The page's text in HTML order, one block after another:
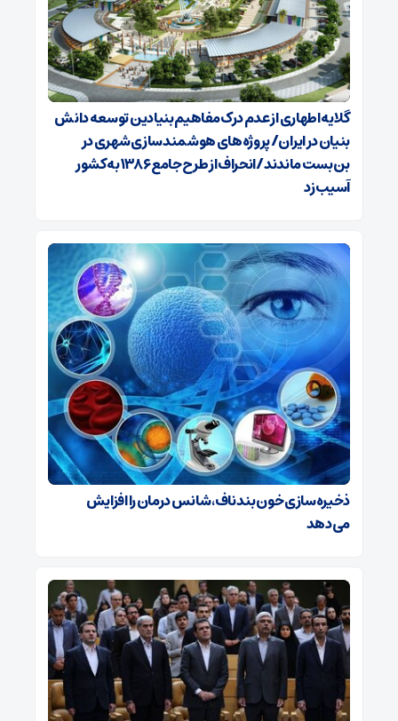
گلایه اطهاری از عدم درک مفاهیم بنیادین توسعه دانش
بنیان در ایران/ پروژه‌های هوشمندسازی شهری در
بن‌بست ماندند/انحراف از طرح جامع ۱۳۸۶ به کشور
آسیب زد
ذخیره‌سازی خون بند ناف، شانس درمان را افزایش
می‌دهد